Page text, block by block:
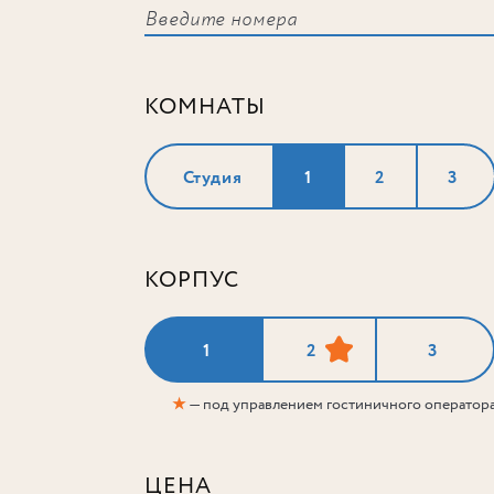
КОМНАТЫ
Студия 1 2 3
КОРПУС
1 2 3
★— под управлением гостиничного
ЦЕНА